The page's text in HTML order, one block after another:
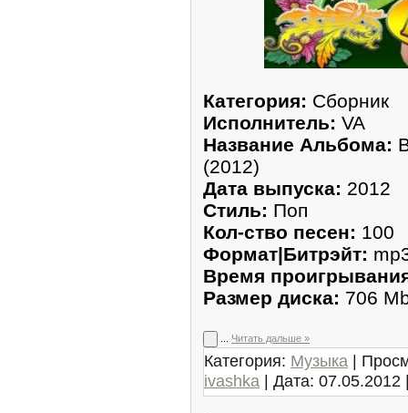
Категория: Сборник
Исполнитель: VA
Название Альбома:
(2012)
Дата выпуска: 2012
Стиль: Поп
Кол-ство песен: 100
Формат|Битрэйт:
Время
Размер диска: 706
Читать дальше »
Категория: Музыка |
ivashka | Дата: 07.05.2012